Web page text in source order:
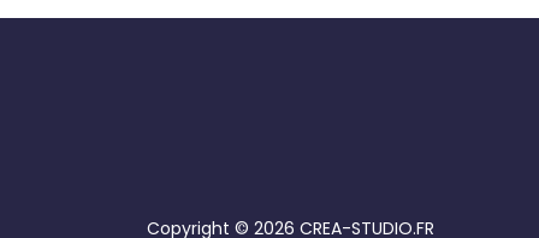
Copyright © 2026 CREA-STUDIO.FR